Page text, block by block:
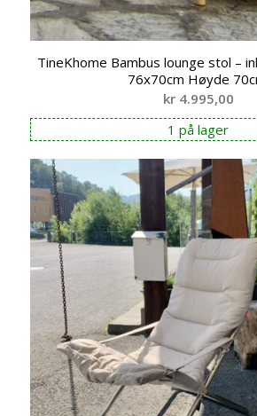
TineKhome Bambus lounge stol –
76x70cm Høyde
kr4.995,00
1 på lager